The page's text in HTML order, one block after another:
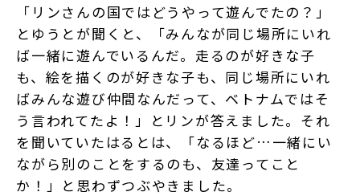
「リンさんの国ではどうやって遊んでたの？」
とゆうとが聞くと、「みんなが同じ場所にいれ
ば一緒に遊んでいるんだ。走るのが好きな子
も、絵を描くのが好きな子も、同じ場所にいれ
ばみんな遊び仲間なんだって、ベトナムではそ
う言われてたよ！」とリンが答えました。それ
を聞いていたはるとは、「なるほど…一緒にい
ながら別のことをするのも、友達ってこと
か！」と思わずつぶやきました。